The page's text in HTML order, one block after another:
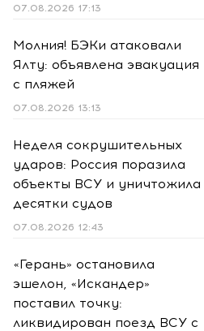
07.08.2026 17:13
Молния! БЭКи атаковали
Ялту: объявлена эвакуация
с пляжей
07.08.2026 13:13
Неделя сокрушительных
ударов: Россия поразила
объекты ВСУ и уничтожила
десятки судов
07.08.2026 12:43
«Герань» остановила
эшелон, «Искандер»
поставил точку:
ликвидирован поезд ВСУ с